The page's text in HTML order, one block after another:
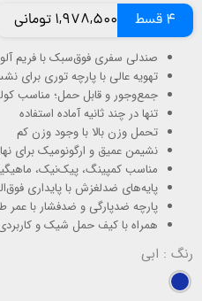
4 قسط 1,978,500 تومانی
صندلی سفری فوق‌سبک با فریم
تهویه عالی با پارچه توری برای
جمع‌وجور و قابل حمل؛ مناسب
تنها در چند ثانیه آماده استفاده
تحمل وزن بالا با وجود وزن کم
نشیمن عمیق و ارگونومیک برای
مناسب کمپینگ، پیک‌نیک،
پایه‌های ضدلغزش با پایداری
پارچه ضدپارگی و ضدفشار با عمر
همراه با کیف حمل شیک و
رنگ : ابی